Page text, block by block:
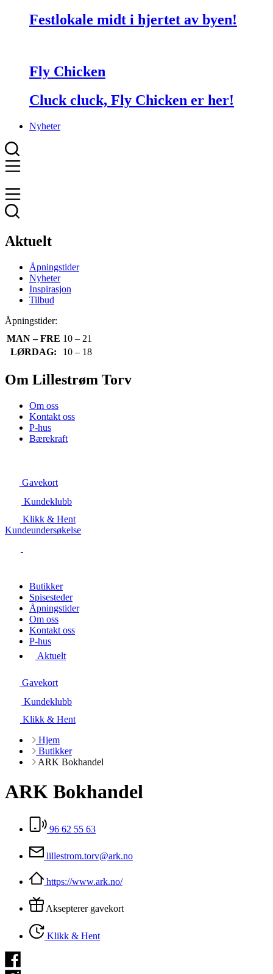
Festlokale midt i hjertet av byen!
Fly Chicken
Cluck cluck, Fly Chicken er her!
Nyheter
Aktuelt
Åpningstider
Nyheter
Inspirasjon
Tilbud
Åpningstider:
MAN – FRE 10 – 21
LØRDAG:
10 – 18
Om Lillestrøm Torv
Om oss
Kontakt oss
P-hus
Bærekraft
Gavekort
Kundeklubb
Klikk & Hent
Kundeundersøkelse
Butikker
Spisesteder
Åpningstider
Om oss
Kontakt oss
P-hus
Aktuelt
Gavekort
Kundeklubb
Klikk & Hent
Hjem
Butikker
ARK Bokhandel
ARK Bokhandel
96 62 55 63
lillestrom.torv@ark.no
https://www.ark.no/
Aksepterer gavekort
Klikk & Hent